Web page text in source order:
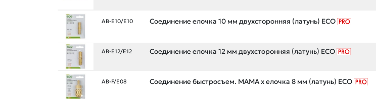
AB-E10/E10 Соединение елочка 10 мм двухсторонняя (латунь) ECO
AB-E12/E12 Соединение елочка 12 мм двухсторонняя (латунь) ECO
AB-F/E08 Соединение быстросъем. МАМА х елочка 8 мм (латунь) ECO